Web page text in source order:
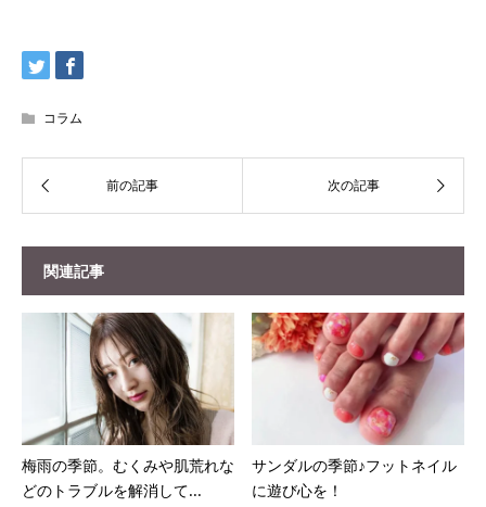
コラム
関連記事
梅雨の季節。むくみや肌荒れな
どのトラブルを解消して...
サンダルの季節♪フットネイル
に遊び心を！